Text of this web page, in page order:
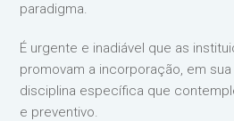
paradigma.
É urgente e inadiável que as
promovam a incorporação, em
disciplina específica que
e preventivo.